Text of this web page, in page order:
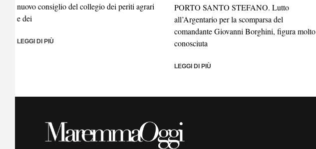
nuovo consiglio del collegio dei periti agrari
e dei
LEGGI DI PIÙ
PORTO SANTO STEFANO. Lutto
all’Argentario per la scomparsa del
comandante Giovanni Borghini, figura molto
conosciuta
LEGGI DI PIÙ